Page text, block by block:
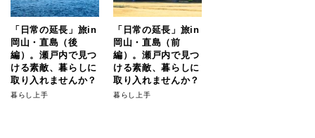
「日常の延長」旅in
岡山・直島（後
編）。瀬戸内で見つ
ける素敵、暮らしに
取り入れませんか？
暮らし上手
「日常の延長」旅in
岡山・直島（前
編）。瀬戸内で見つ
ける素敵、暮らしに
取り入れませんか？
暮らし上手